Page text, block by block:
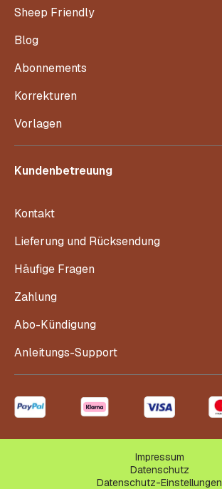
Sheep Friendly
Blog
Abonnements
Korrekturen
Vorlagen
Kundenbetreuung
Kontakt
Lieferung und Rücksendung
Häufige Fragen
Zahlung
Abo-Kündigung
Anleitungs-Support
Impressum
Datenschutz
Datenschutz-Einstellungen